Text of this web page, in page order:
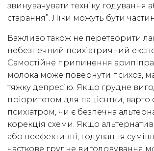
звинувачувати техніку годування
старання”. Ліки можуть бути
Важливо також не перетворити
небезпечний психіатричний
Самостійне припинення
молока може повернути психоз,
тяжку депресію. Якщо грудне
пріоритетом для пацієнтки,
психіатром, чи є безпечна
корекція схеми. Якщо
або неефективні, годування
часткове грудне вигодовування